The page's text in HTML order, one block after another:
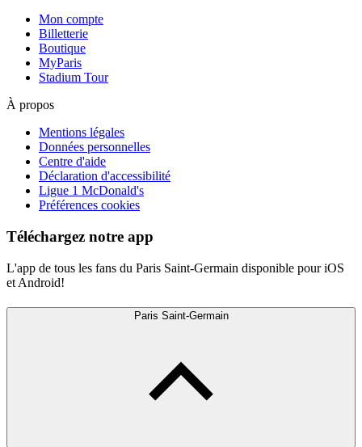
Mon compte
Billetterie
Boutique
MyParis
Stadium Tour
À propos
Mentions légales
Données personnelles
Centre d'aide
Déclaration d'accessibilité
Ligue 1 McDonald's
Préférences cookies
Téléchargez notre app
L'app de tous les fans du Paris Saint-Germain disponible pour iOS
et Android!
Paris Saint-Germain